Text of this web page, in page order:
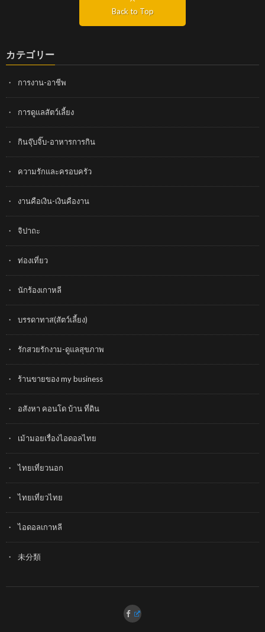
Back to Top
カテゴリー
การงาน-อาชีพ
การดูแลสัตว์เลี้ยง
กินจุ๊บจิ๊บ-อาหารการกิน
ความรักและครอบครัว
งานคือเงิน-เงินคืองาน
จิปาถะ
ท่องเที่ยว
นักร้องเกาหลี
บรรดาทาส(สัตว์เลี้ยง)
รักสวยรักงาม-ดูแลสุขภาพ
ร้านขายของ my business
อสังหา คอนโด บ้าน ที่ดิน
เม้ามอยเรื่องไอดอลไทย
ไทยเที่ยวนอก
ไทยเที่ยวไทย
ไอดอลเกาหลี
未分類